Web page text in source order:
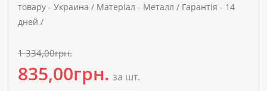
товару - Украина / Матеріал - Металл / Гарантія - 14
дней /
1 334,00грн.
835,00грн. за шт.